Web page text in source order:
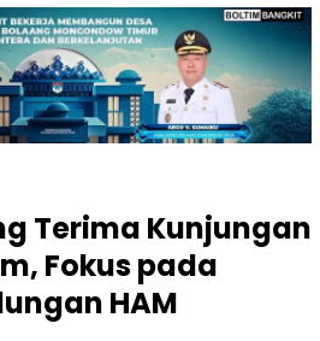
Terima Kunjungan
Fokus pada
HAM